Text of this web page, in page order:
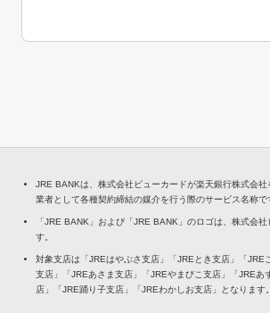
JRE BANKは、株式会社ビューカードが楽天銀行株式会
業者として各種契約締結の媒介を行う際のサービス名称で
「JRE BANK」および「JRE BANK」のロゴは、株式会
す。
対象支店は「JREはやぶさ支店」「JREとき支店」「JRE
支店」「JREあさま支店」「JREやまびこ支店」「JREあ
店」「JRE踊り子支店」「JREわかしお支店」となります。